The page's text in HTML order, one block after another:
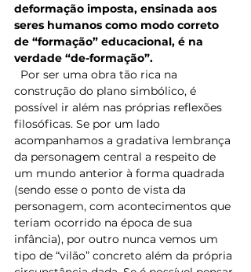
deformação imposta, ensinada aos
seres humanos como modo correto
de “formação” educacional, é na
verdade “de-formação”.
Por ser uma obra tão rica na
construção do plano simbólico, é
possível ir além nas próprias reflexões
filosóficas. Se por um lado
acompanhamos a gradativa lembrança
da personagem central a respeito de
um mundo anterior à forma quadrada
(sendo esse o ponto de vista da
personagem, com acontecimentos que
teriam ocorrido na época de sua
infância), por outro nunca vemos um
tipo de “vilão” concreto além da própria